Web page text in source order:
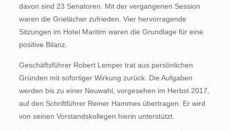
davon sind 23 Senatoren. Mit der vergangenen Session
waren die Grielächer zufrieden. Vier hervorragende
Sitzungen im Hotel Maritim waren die Grundlage für eine
positive Bilanz.
Geschäftsführer Robert Lemper trat aus persönlichen
Gründen mit sofortiger Wirkung zurück. Die Aufgaben
werden bis zu einer Neuwahl, vorgesehen im Herbst 2017,
auf den Schriftführer Reiner Hammes übertragen. Er wird
von seinen Vorstandskollegen hierin unterstützt.